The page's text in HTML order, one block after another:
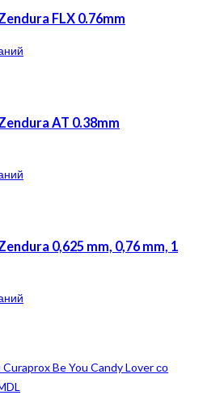
FLX 0.76mm
AT 0.38mm
0,625 mm, 0,76 mm, 1
Be You Candy Lover со